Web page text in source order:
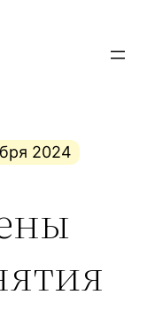
2024